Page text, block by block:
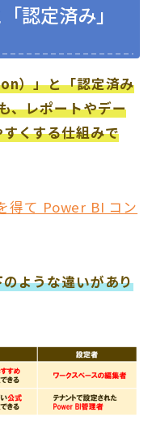
認定済み」
）」と「認定済み
レポートやデー
くする仕組みで
て Power BI コン
ような違いがあり